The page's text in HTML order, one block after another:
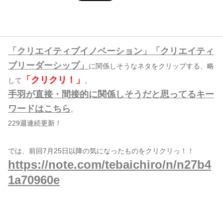
「クリエイティブイノベーション」「クリエイティ
ブリーダーシップ」
に関係しそうなネタをクリップする、略
して
「クリクリ！」 。
手羽が直接・間接的に関係しそうだと思ってるキー
ワードはこちら 。
229週連続更新！
では、前回7月25日以降の気になったものをクリクリっ！！
https://note.com/tebaichiro/n/n27b4
1a70960e
お問い合わせ